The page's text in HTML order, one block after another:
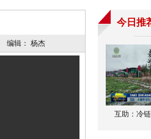
编辑： 杨杰